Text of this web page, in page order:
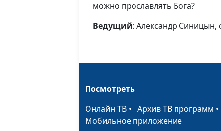
можно прославлять Бога?
Ведущий: Александр Синицын,
Посмотреть
Онлайн ТВ • Архив ТВ программ •
Мобильное приложение